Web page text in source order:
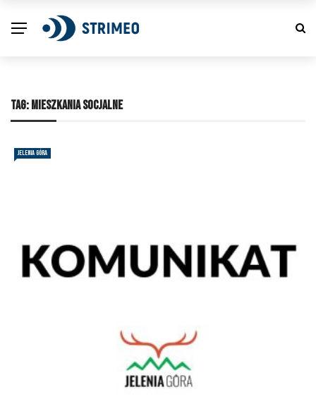
TAG: MIESZKANIA SOCJALNE
JELENIA GÓRA